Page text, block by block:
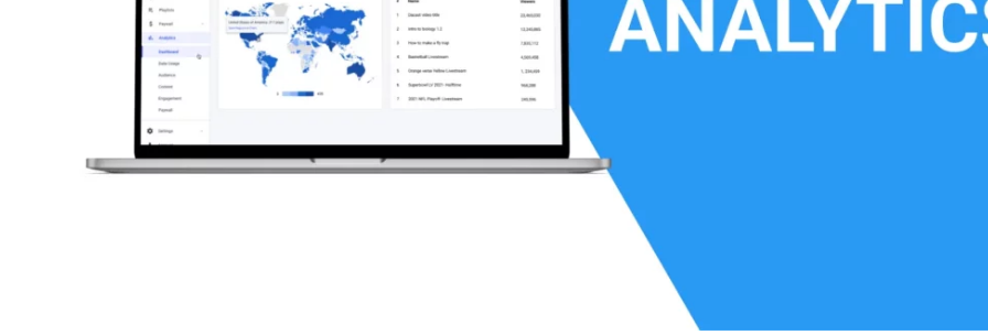
CMS vidéo
Confidentialité et sécurité
Monétisation vidéo
d’apprentissage en ligne